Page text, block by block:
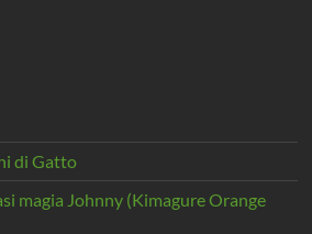
di Gatto
magia Johnny (Kimagure Orange